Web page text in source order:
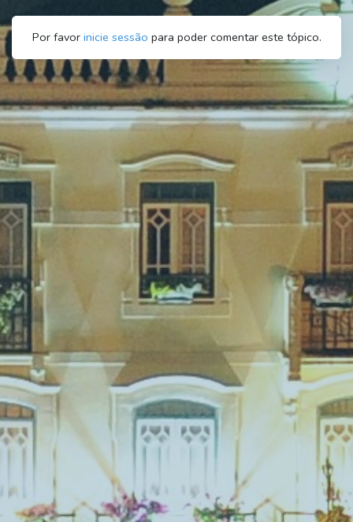
Por favor inicie sessão para poder comentar este tópico.